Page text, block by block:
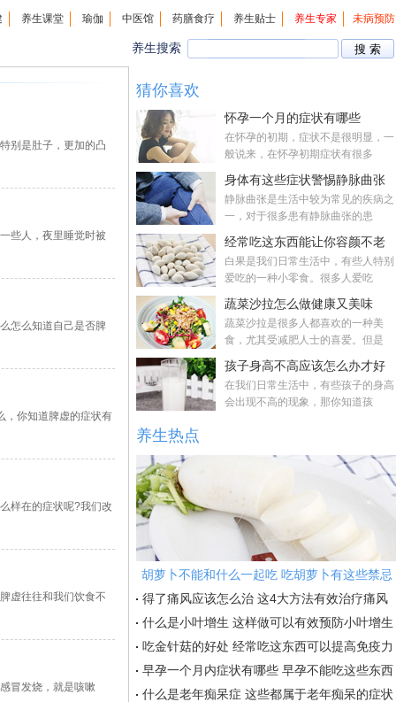
养生课堂 瑜伽 中医馆 药膳食疗 养生贴士 养生专家 未病预防
养生搜索
别是肚子，更加的凸
些人，夜里睡觉时被
怎么知道自己是否脾
你知道脾虚的症状有
样在的症状呢?我们改
虚往往和我们饮食不
冒发烧，就是咳嗽
猜你喜欢
怀孕一个月的症状有哪些
在怀孕的初期，症状不是很明显，一
般说来，在怀孕初期症状有很多
身体有这些症状警惕静脉曲张
静脉曲张是生活中较为常见的疾病之
一，对于很多患有静脉曲张的患
经常吃这东西能让你容颜不老
白果是我们日常生活中，有些人特别
爱吃的一种小零食。很多人爱吃
蔬菜沙拉怎么做健康又美味
蔬菜沙拉是很多人都喜欢的一种美
食，尤其受减肥人士的喜爱。但是
孩子身高不高应该怎么办才好
在我们日常生活中，有些孩子的身高
会出现不高的现象，那你知道孩
养生热点
胡萝卜不能和什么一起吃 吃胡萝卜有这些禁忌
得了痛风应该怎么治 这4大方法有效治疗痛风
什么是小叶增生 这样做可以有效预防小叶增生
吃金针菇的好处 经常吃这东西可以提高免疫力
早孕一个月内症状有哪些 早孕不能吃这些东西
什么是老年痴呆症 这些都属于老年痴呆的症状